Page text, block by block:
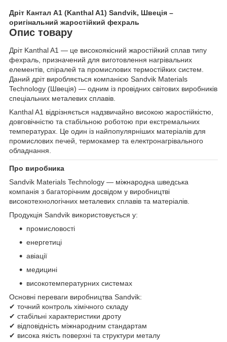
Дріт Кантал A1 (Kanthal A1) Sandvik, Швеція –
оригінальний жаростійкий фехраль
Опис товару
Дріт Kanthal A1 — це високоякісний жаростійкий сплав типу
фехраль, призначений для виготовлення нагрівальних
елементів, спіралей та промислових термостійких систем.
Даний дріт виробляється компанією Sandvik Materials
Technology (Швеція) — одним із провідних світових виробників
спеціальних металевих сплавів.
Kanthal A1 відрізняється надзвичайно високою жаростійкістю,
довговічністю та стабільною роботою при екстремальних
температурах. Це один із найпопулярніших матеріалів для
промислових печей, термокамер та електронагрівального
обладнання.
Про виробника
Sandvik Materials Technology — міжнародна шведська
компанія з багаторічним досвідом у виробництві
високотехнологічних металевих сплавів та матеріалів.
Продукція Sandvik використовується у:
промисловості
енергетиці
авіації
медицині
високотемпературних системах
Основні переваги виробництва Sandvik:
✔ точний контроль хімічного складу
✔ стабільні характеристики дроту
✔ відповідність міжнародним стандартам
✔ висока якість поверхні та структури металу